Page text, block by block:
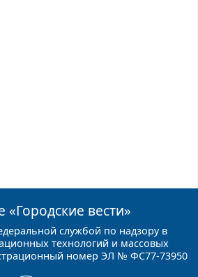
«Городские вести»
службой по надзору в
технологий и массовых
номер ЭЛ № ФС77-73950